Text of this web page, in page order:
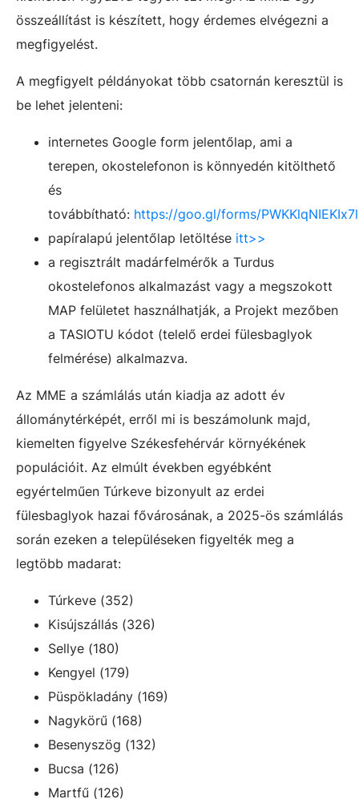
összeállítást is készített, hogy érdemes elvégezni a
megfigyelést.
A megfigyelt példányokat több csatornán keresztül is
be lehet jelenteni:
internetes Google form jelentőlap, ami a
terepen, okostelefonon is könnyedén kitölthető
és
továbbítható: https://goo.gl/forms/
papíralapú jelentőlap letöltése itt>>
a regisztrált madárfelmérők a Turdus
okostelefonos alkalmazást vagy a megszokott
MAP felületet használhatják, a Projekt mezőben
a TASIOTU kódot (telelő erdei fülesbaglyok
felmérése) alkalmazva.
Az MME a számlálás után kiadja az adott év
állománytérképét, erről mi is beszámolunk majd,
kiemelten figyelve Székesfehérvár környékének
populációit. Az elmúlt években egyébként
egyértelműen Túrkeve bizonyult az erdei
fülesbaglyok hazai fővárosának, a 2025-ös számlálás
során ezeken a településeken figyelték meg a
legtöbb madarat:
Túrkeve (352)
Kisújszállás (326)
Sellye (180)
Kengyel (179)
Püspökladány (169)
Nagykörű (168)
Besenyszög (132)
Bucsa (126)
Martfű (126)